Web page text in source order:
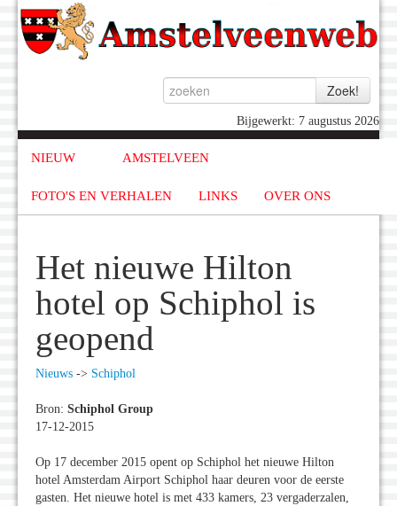
Bijgewerkt: 7 augustus 2026
NIEUW AMSTELVEEN
FOTO'S EN VERHALEN LINKS OVER ONS
Het nieuwe Hilton
hotel op Schiphol is
geopend
Nieuws -> Schiphol
Bron: Schiphol Group
17-12-2015
Op 17 december 2015 opent op Schiphol het nieuwe Hilton
hotel Amsterdam Airport Schiphol haar deuren voor de eerste
gasten. Het nieuwe hotel is met 433 kamers, 23 vergaderzalen,